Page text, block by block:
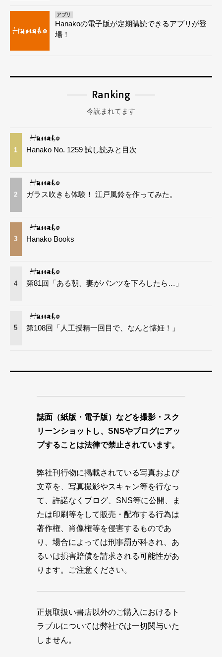
アプリ
Hanakoの電子版が定期購読できるアプリが登
場！
Ranking
今読まれてます
1 Hanako No. 1259 試し読みと目次
2 ガラス吹きも体験！ 江戸風鈴を作ってみた。
3 Hanako Books
4 第81回「ある朝、妻がパンツを下ろしたら…」
5 第108回「人工授精一回目で、なんと懐妊！」
誌面（紙版・電子版）などを撮影・スク
リーンショットし、SNSやブログにアッ
プすることは法律で禁止されています。
弊社刊行物に掲載されている写真および
文章を、写真撮影やスキャン等を行なっ
て、許諾なくブログ、SNS等に公開、ま
たは印刷等をして販売・配布する行為は
著作権、肖像権等を侵害するものであ
り、場合によっては刑事罰が科され、あ
るいは損害賠償を請求される可能性があ
ります。ご注意ください。
正規取扱い書店以外のご購入におけるト
ラブルについては弊社では一切関与いた
しません。